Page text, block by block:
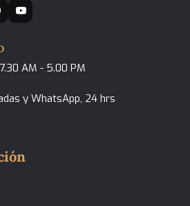
AM - 5.00 PM
y WhatsApp, 24 hrs